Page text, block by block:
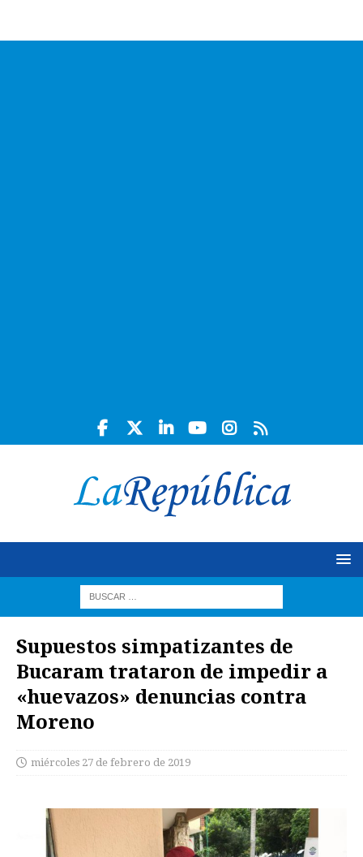
Supuestos simpatizantes de
Bucaram trataron de impedir a
«huevazos» denuncias contra
Moreno
miércoles 27 de febrero de 2019